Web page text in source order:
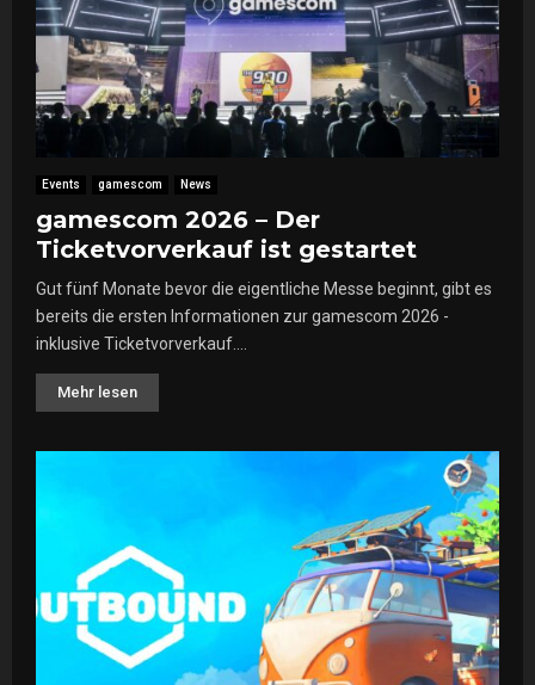
Events gamescom News
gamescom 2026 – Der
Ticketvorverkauf ist gestartet
Gut fünf Monate bevor die eigentliche Messe beginnt, gibt es
bereits die ersten Informationen zur gamescom 2026 -
inklusive Ticketvorverkauf....
Mehr lesen